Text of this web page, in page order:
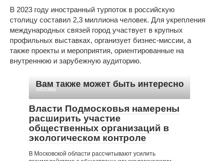
В 2023 году иностранный турпоток в российскую
столицу составил 2,3 миллиона человек. Для укрепления
международных связей город участвует в крупных
профильных выставках, организует бизнес-миссии, а
также проекты и мероприятия, ориентированные на
внутреннюю и зарубежную аудиторию.
Вам также может быть интересно
Москва
Власти Подмосковья намерены
расширить участие
общественных организаций в
экологическом контроле
В Московской области рассчитывают усилить